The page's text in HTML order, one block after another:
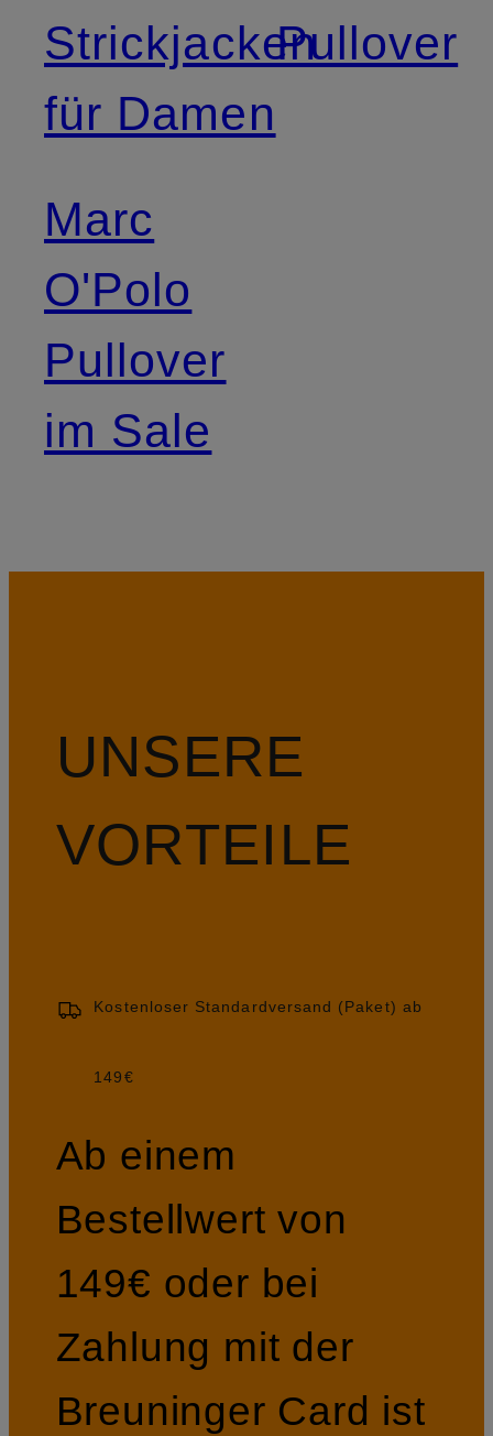
Strickjacken
für Damen
Marc
O'Polo
Pullover
im Sale
Pullover
UNSERE
VORTEILE
Kostenloser Standardversand (Paket) ab
149€
Ab einem
Bestellwert von
149€ oder bei
Zahlung mit der
Breuninger Card ist